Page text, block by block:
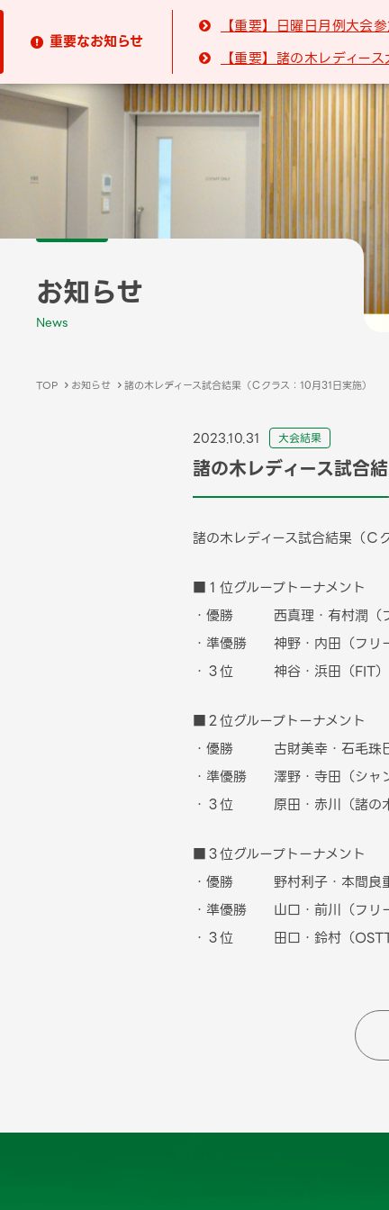
 重要なお知らせ
 【重要】日曜日月例大会
 【重要】諸の木レディー
お知らせ
News
TOP お知らせ 諸の木レディース試合結果（Ｃクラス：10月31日実施）
2023.10.31 ⼤会結果
諸の木レディース試合
諸の木レディース試合結果（Ｃ
■１位グループトーナメント
・優勝 西真理・有村潤（フ
・準優勝 神野・内田（フリー
・３位 神谷・浜田（FIT）
■２位グループトーナメント
・優勝 古財美幸・石毛珠巳
・準優勝 澤野・寺田（シャ
・３位 原田・赤川（諸の木
■３位グループトーナメント
・優勝 野村利子・本間良重
・準優勝 山口・前川（フリ
・３位 田口・鈴村（OSTT